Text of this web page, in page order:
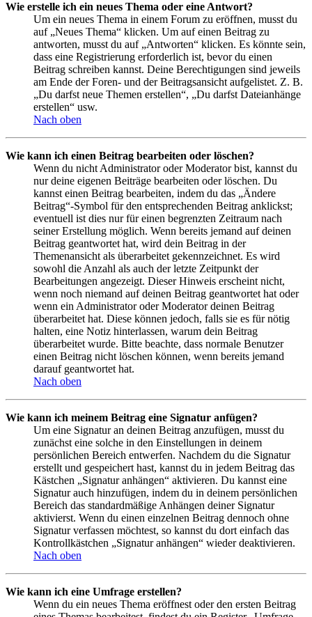
Wie erstelle ich ein neues Thema oder eine Antwort?
Um ein neues Thema in einem Forum zu eröffnen, musst du
auf „Neues Thema“ klicken. Um auf einen Beitrag zu
antworten, musst du auf „Antworten“ klicken. Es könnte sein,
dass eine Registrierung erforderlich ist, bevor du einen
Beitrag schreiben kannst. Deine Berechtigungen sind jeweils
am Ende der Foren- und der Beitragsansicht aufgelistet. Z. B.
„Du darfst neue Themen erstellen“, „Du darfst Dateianhänge
erstellen“ usw.
Nach oben
Wie kann ich einen Beitrag bearbeiten oder löschen?
Wenn du nicht Administrator oder Moderator bist, kannst du
nur deine eigenen Beiträge bearbeiten oder löschen. Du
kannst einen Beitrag bearbeiten, indem du das „Ändere
Beitrag“-Symbol für den entsprechenden Beitrag anklickst;
eventuell ist dies nur für einen begrenzten Zeitraum nach
seiner Erstellung möglich. Wenn bereits jemand auf deinen
Beitrag geantwortet hat, wird dein Beitrag in der
Themenansicht als überarbeitet gekennzeichnet. Es wird
sowohl die Anzahl als auch der letzte Zeitpunkt der
Bearbeitungen angezeigt. Dieser Hinweis erscheint nicht,
wenn noch niemand auf deinen Beitrag geantwortet hat oder
wenn ein Administrator oder Moderator deinen Beitrag
überarbeitet hat. Diese können jedoch, falls sie es für nötig
halten, eine Notiz hinterlassen, warum dein Beitrag
überarbeitet wurde. Bitte beachte, dass normale Benutzer
einen Beitrag nicht löschen können, wenn bereits jemand
darauf geantwortet hat.
Nach oben
Wie kann ich meinem Beitrag eine Signatur anfügen?
Um eine Signatur an deinen Beitrag anzufügen, musst du
zunächst eine solche in den Einstellungen in deinem
persönlichen Bereich entwerfen. Nachdem du die Signatur
erstellt und gespeichert hast, kannst du in jedem Beitrag das
Kästchen „Signatur anhängen“ aktivieren. Du kannst eine
Signatur auch hinzufügen, indem du in deinem persönlichen
Bereich das standardmäßige Anhängen deiner Signatur
aktivierst. Wenn du einen einzelnen Beitrag dennoch ohne
Signatur verfassen möchtest, so kannst du dort einfach das
Kontrollkästchen „Signatur anhängen“ wieder deaktivieren.
Nach oben
Wie kann ich eine Umfrage erstellen?
Wenn du ein neues Thema eröffnest oder den ersten Beitrag